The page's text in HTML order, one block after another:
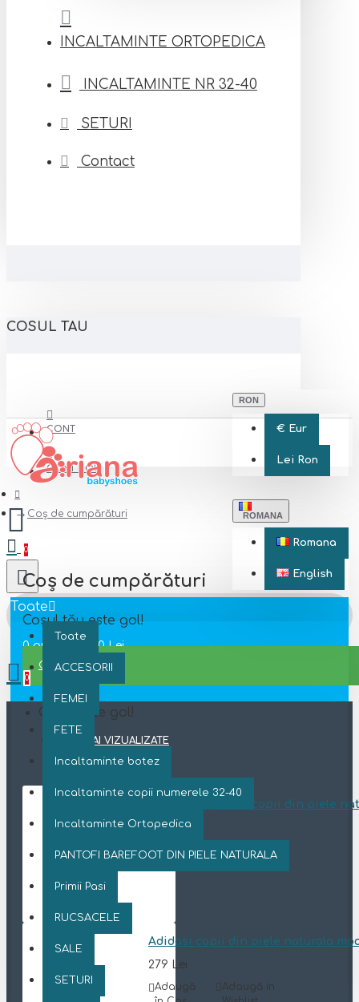
INCALTAMINTE ORTOPEDICA
INCALTAMINTE NR 32-40
SETURI
Contact
COSUL TAU
CONT
CONT NOU
RON
€ Eur
Lei Ron
ROMANA
Romana
English
0
Toate
Toate
ACCESORII
FEMEI
FETE
Incaltaminte botez
Incaltaminte copii numerele 32-40
Incaltaminte Ortopedica
PANTOFI BAREFOOT DIN PIELE NATURALA
Primii Pasi
RUCSACELE
SALE
SETURI
0 produs(e) - 0 Lei
0
Coșul este gol!
Coș de cumpărături
Coș de cumpărături
Coșul tău este gol!
CONTINUĂ
CELE MAI VIZUALIZATE
Cizmulite pentru copii din piele
315 Lei
Adaugă
Adaugă in
Adidasi copii din piele naturala
279 Lei
Adaugă
Adaugă in